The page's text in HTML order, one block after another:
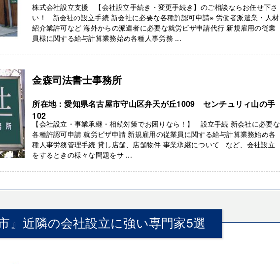
株式会社設立支援 【会社設立手続き・変更手続き】のご相談ならお任せ下さ
い！ 新会社の設立手続 新会社に必要な各種許認可申請※ 労働者派遣業・人材
紹介業許可など 海外からの派遣者に必要な就労ビザ申請代行 新規雇用の従業
員様に関する給与計算業務始め各種人事労務 ...
金森司法書士事務所
所在地：愛知県名古屋市守山区弁天が丘1009 センチュリィ山の手
102
【会社設立・事業承継・相続対策でお困りなら！】 設立手続 新会社に必要な
各種許認可申請 就労ビザ申請 新規雇用の従業員に関する給与計算業務始め各
種人事労務管理手続 貸し店舗、店舗物件 事業承継について など、会社設立
をするときの様々な問題をサ ...
』近隣の会社設立に強い専門家5選